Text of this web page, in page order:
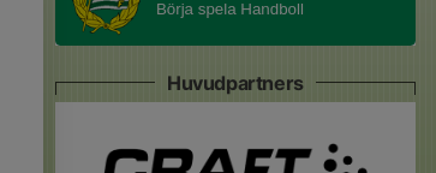
Huvudpartners